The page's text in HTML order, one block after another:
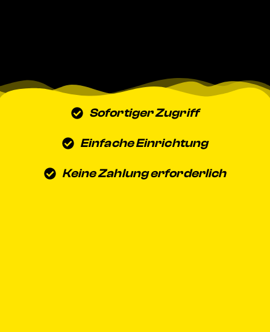
Sofortiger Zugriff
Einfache Einrichtung
Keine Zahlung erforderlich